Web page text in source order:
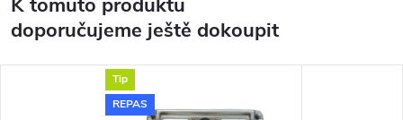
doporučujeme ještě dokoupit
Tip
REPAS